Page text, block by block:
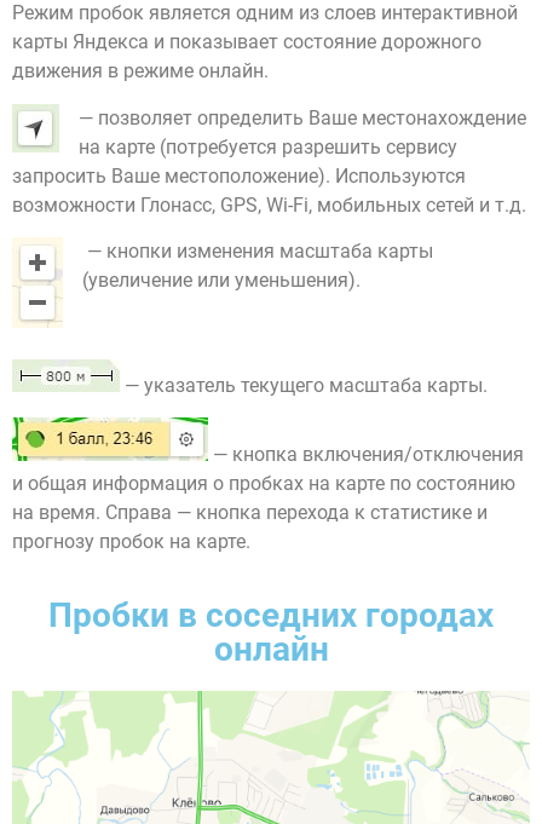
Режим пробок является одним из слоев интерактивной
карты Яндекса и показывает состояние дорожного
движения в режиме онлайн.
— позволяет определить Ваше местонахождение
на карте (потребуется разрешить сервису
запросить Ваше местоположение). Используются
возможности Глонасс, GPS, Wi-Fi, мобильных сетей и т.д.
— кнопки изменения масштаба карты
(увеличение или уменьшения).
— указатель текущего масштаба карты.
— кнопка включения/отключения
и общая информация о пробках на карте по состоянию
на время. Справа — кнопка перехода к статистике и
прогнозу пробок на карте.
Пробки в соседних городах
онлайн